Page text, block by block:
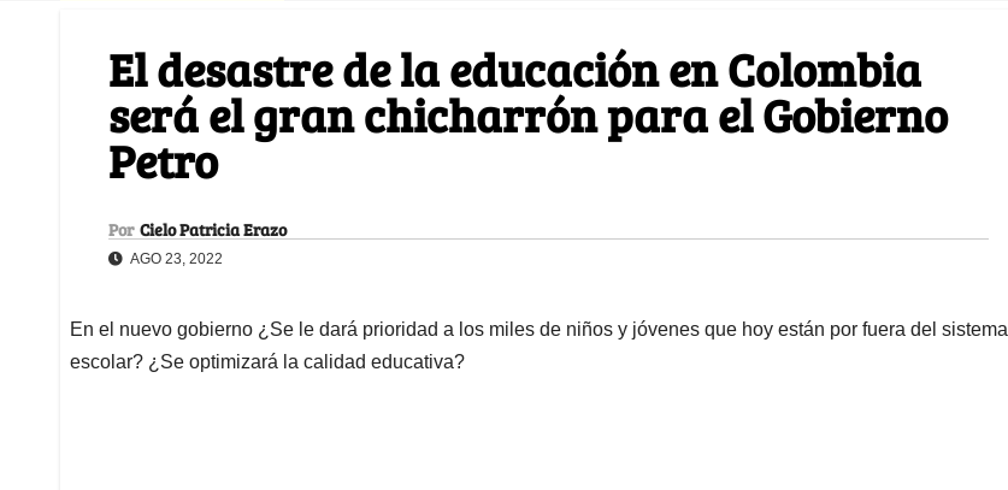
El desastre de la educación en Colombia
será el gran chicharrón para el Gobierno
Petro
Por Cielo Patricia Erazo
AGO 23, 2022
En el nuevo gobierno ¿Se le dará prioridad a los miles de niños y jóvenes que hoy están por fuera del sistema
escolar? ¿Se optimizará la calidad educativa?